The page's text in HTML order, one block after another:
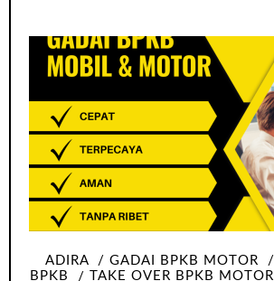
ADIRA GADAI BPKB MOTOR
BPKB
TAKE OVER BPKB MOTOR